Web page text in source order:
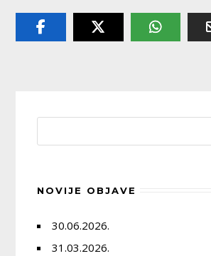
NOVIJE OBJAVE
30.06.2026.
31.03.2026.